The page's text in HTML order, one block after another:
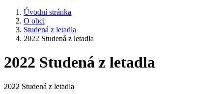
Úvodní stránka
O obci
Studená z letadla
2022 Studená z letadla
2022 Studená z letadla
2022 Studená z letadla